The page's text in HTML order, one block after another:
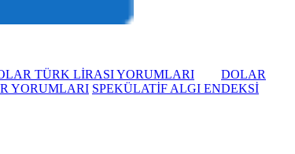
TÜRK LİRASI YORUMLARI
DOLAR
YORUMLARI SPEKÜLATİF ALGI ENDEKSİ